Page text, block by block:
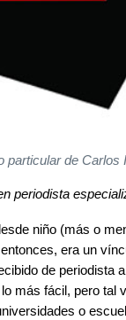
particular de Carlos
periodista
niño (más o
era un
de periodista
más fácil, pero tal
o